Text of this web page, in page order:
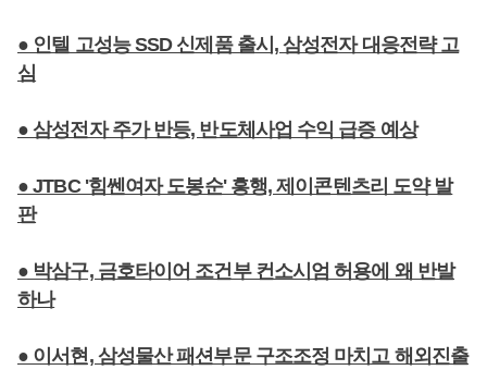
● 인텔 고성능 SSD 신제품 출시, 삼성전자 대응전략 고
심
● 삼성전자 주가 반등, 반도체사업 수익 급증 예상
● JTBC '힘쎈여자 도봉순' 흥행, 제이콘텐츠리 도약 발
판
● 박삼구, 금호타이어 조건부 컨소시엄 허용에 왜 반발
하나
● 이서현, 삼성물산 패션부문 구조조정 마치고 해외진출